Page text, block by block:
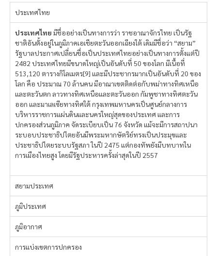
ประเทศไทย
ประเทศไทย มีชื่ออย่างเป็นทางการว่า ราชอาณาจักรไทย เป็นรัฐ
ชาติอันตั้งอยู่ในภูมิภาคเอเชียตะวันออกเฉียงใต้ เดิมมีชื่อว่า “สยาม”
รัฐบาลประกาศเปลี่ยนชื่อเป็นประเทศไทยอย่างเป็นทางการตั้งแต่ปี
2482 ประเทศไทยมีขนาดใหญ่เป็นอันดับที่ 50 ของโลก มีเนื้อที่
513,120 ตารางกิโลเมตร[9] และมีประชากรมากเป็นอันดับที่ 20 ของ
โลก คือ ประมาณ 70 ล้านคน มีอาณาเขตติดต่อกับพม่าทางทิศเหนือ
และตะวันตก ลาวทางทิศเหนือและตะวันออก กัมพูชาทางทิศตะวัน
ออก และมาเลเซียทางทิศใต้ กรุงเทพมหานครเป็นศูนย์กลางการ
บริหารราชการแผ่นดินและนครใหญ่สุดของประเทศ และการ
ปกครองส่วนภูมิภาค จัดระเบียบเป็น 76 จังหวัด แม้จะมีการสถาปนา
ระบอบประชาธิปไตยอันมีพระมหากษัตริย์ทรงเป็นประมุขและ
ประชาธิปไตยระบบรัฐสภา ในปี 2475 แต่กองทัพยังมีบทบาทใน
การเมืองไทยสูง โดยมีรัฐประหารครั้งล่าสุดในปี 2557
สยามประเทศ
ภูมิประเทศ
ภูมิอากาศ
การแบ่งเขตการปกครอง